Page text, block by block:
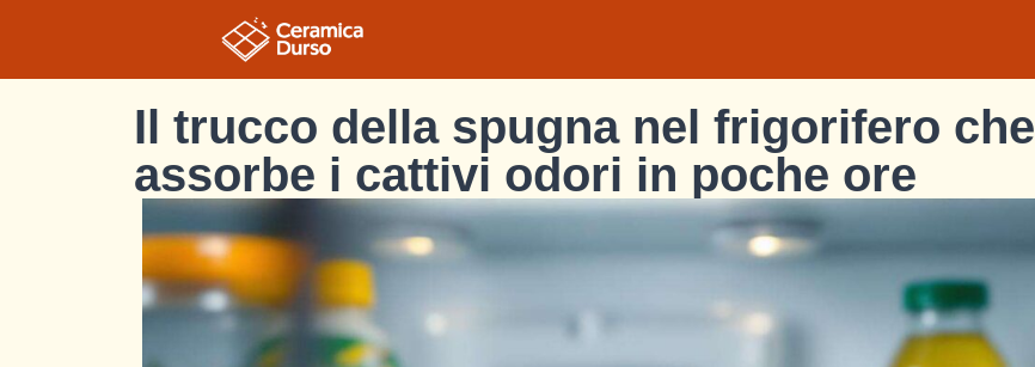
Il trucco della spugna nel frigorifero che
assorbe i cattivi odori in poche ore